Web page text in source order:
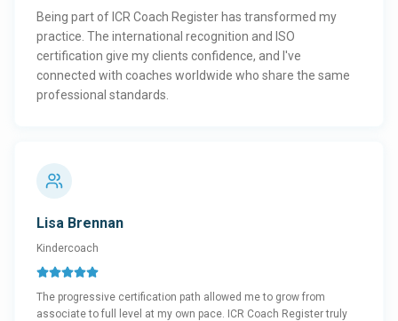
Being part of ICR Coach Register has transformed my
practice. The international recognition and ISO
certification give my clients confidence, and I've
connected with coaches worldwide who share the same
professional standards.
Lisa Brennan
Kindercoach
The progressive certification path allowed me to grow from
associate to full level at my own pace. ICR Coach Register truly